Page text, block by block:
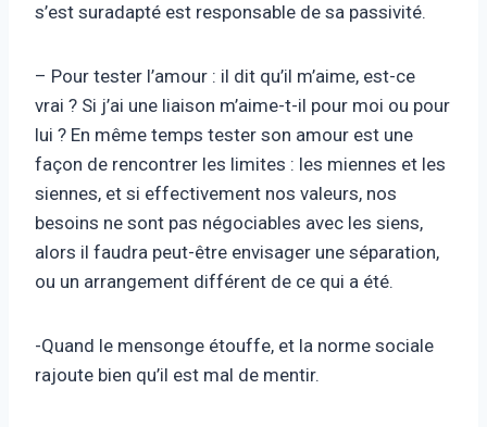
s’est suradapté est responsable de sa passivité.
– Pour tester l’amour : il dit qu’il m’aime, est-ce
vrai ? Si j’ai une liaison m’aime-t-il pour moi ou pour
lui ? En même temps tester son amour est une
façon de rencontrer les limites : les miennes et les
siennes, et si effectivement nos valeurs, nos
besoins ne sont pas négociables avec les siens,
alors il faudra peut-être envisager une séparation,
ou un arrangement différent de ce qui a été.
-Quand le mensonge étouffe, et la norme sociale
rajoute bien qu’il est mal de mentir.